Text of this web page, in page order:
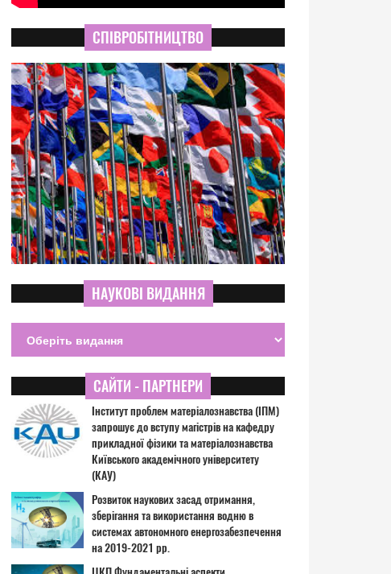
СПІВРОБІТНИЦТВО
НАУКОВІ ВИДАННЯ
САЙТИ - ПАРТНЕРИ
Інститут проблем матеріалознавства (ІПМ)
запрошує до вступу магістрів на кафедру
прикладної фізики та матеріалознавства
Київського академічного університету
(КАУ)
Розвиток наукових засад отримання,
зберігання та використання водню в
системах автономного енергозабезпечення
на 2019-2021 рр.